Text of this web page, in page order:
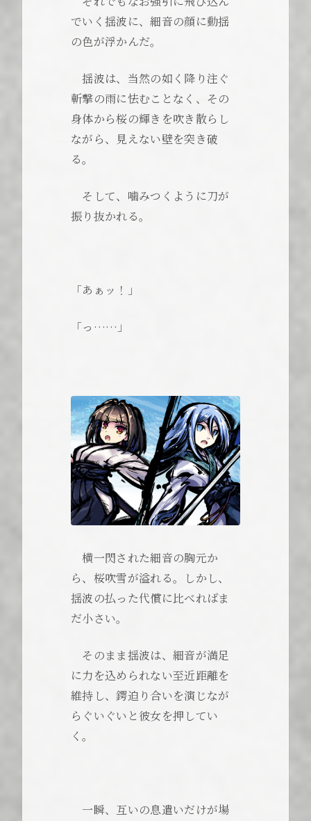
でいく揺波に、細音の顔に動揺
の色が浮かんだ。
揺波は、当然の如く降り注ぐ
斬撃の雨に怯むことなく、その
身体から桜の輝きを吹き散らし
ながら、見えない壁を突き破
る。
そして、噛みつくように刀が
振り抜かれる。
「あぁッ！」
「っ……」
横一閃された細音の胸元か
ら、桜吹雪が溢れる。しかし、
揺波の払った代償に比べればま
だ小さい。
そのまま揺波は、細音が満足
に力を込められない至近距離を
維持し、鍔迫り合いを演じなが
らぐいぐいと彼女を押してい
く。
一瞬、互いの息遣いだけが場